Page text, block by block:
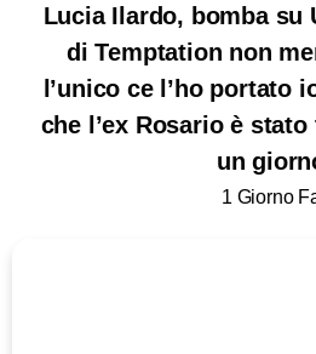
Lucia Ilardo, bomba su
di Temptation non
l’unico ce l’ho portato
che l’ex Rosario è
un
1 Giorno